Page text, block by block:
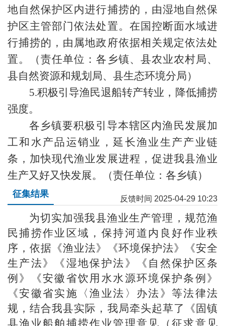
地自然保护区内进行捕捞的，由湿地自然保
护区主管部门依法处置。在国控断面水域进
行捕捞的，由属地政府依据相关规定依法处
置。（责任单位：各乡镇、县农业农村局、
县自然资源和规划局、县生态环境分局）
5.积极引导渔民退船转产转业，降低捕捞
强度。
各乡镇要积极引导本辖区内渔民发展加
工和水产品运销业，延长渔业生产产业链
条，加快现代渔业发展进程，促进我县渔业
生产又好又快发展。（责任单位：各乡镇）
征集结果 反馈时间 2025-04-29 10:23
为切实加强我县渔业生产管理，规范渔
民捕捞作业区域，保持河道内良好作业秩
序，依据《渔业法》《环境保护法》《安全
生产法》《湿地保护法》《自然保护区条
例》《安徽省饮用水水源环境保护条例》
《安徽省实施〈渔业法〉办法》等法律法
规，结合我县实际，我局牵头起草了《固镇